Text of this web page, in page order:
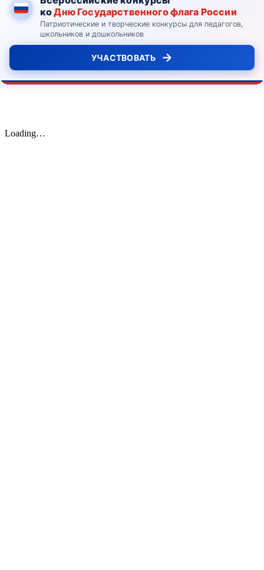
коДню Государственного флага России
Патриотические и творческие конкурсы для педагогов,
школьников и дошкольников
УЧАСТВОВАТЬ →